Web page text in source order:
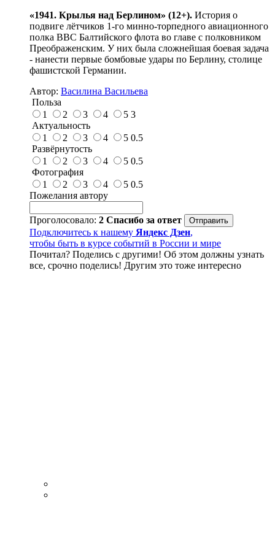
«1941. Крылья над Берлином» (12+). История о
подвиге лётчиков 1-го минно-торпедного авиационного
полка ВВС Балтийского флота во главе с полковником
Преображенским. У них была сложнейшая боевая задача
- нанести первые бомбовые удары по Берлину, столице
фашистской Германии.
Автор: Василина Васильева
Польза
1
2 3 4 5 3
Актуальность
1
2 3 4 5 0.5
Развёрнутость
1
2 3 4 5 0.5
Фотография
1
2 3 4 5 0.5
Пожелания автору
Проголосовало: 2 Спасибо за ответ
Подключитесь к нашему Яндекс Дзен,
чтобы быть в курсе событий в России и мире
Почитал? Поделись с другими! Об этом должны узнать
все, срочно поделись! Другим это тоже интересно